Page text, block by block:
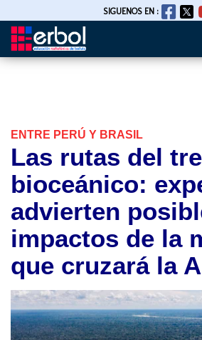
Pasar
SIGUENOS EN :
ENTRE PERÚ Y BRASIL
Las rutas del
bioceánico:
advierten
impactos de la
que cruzará la